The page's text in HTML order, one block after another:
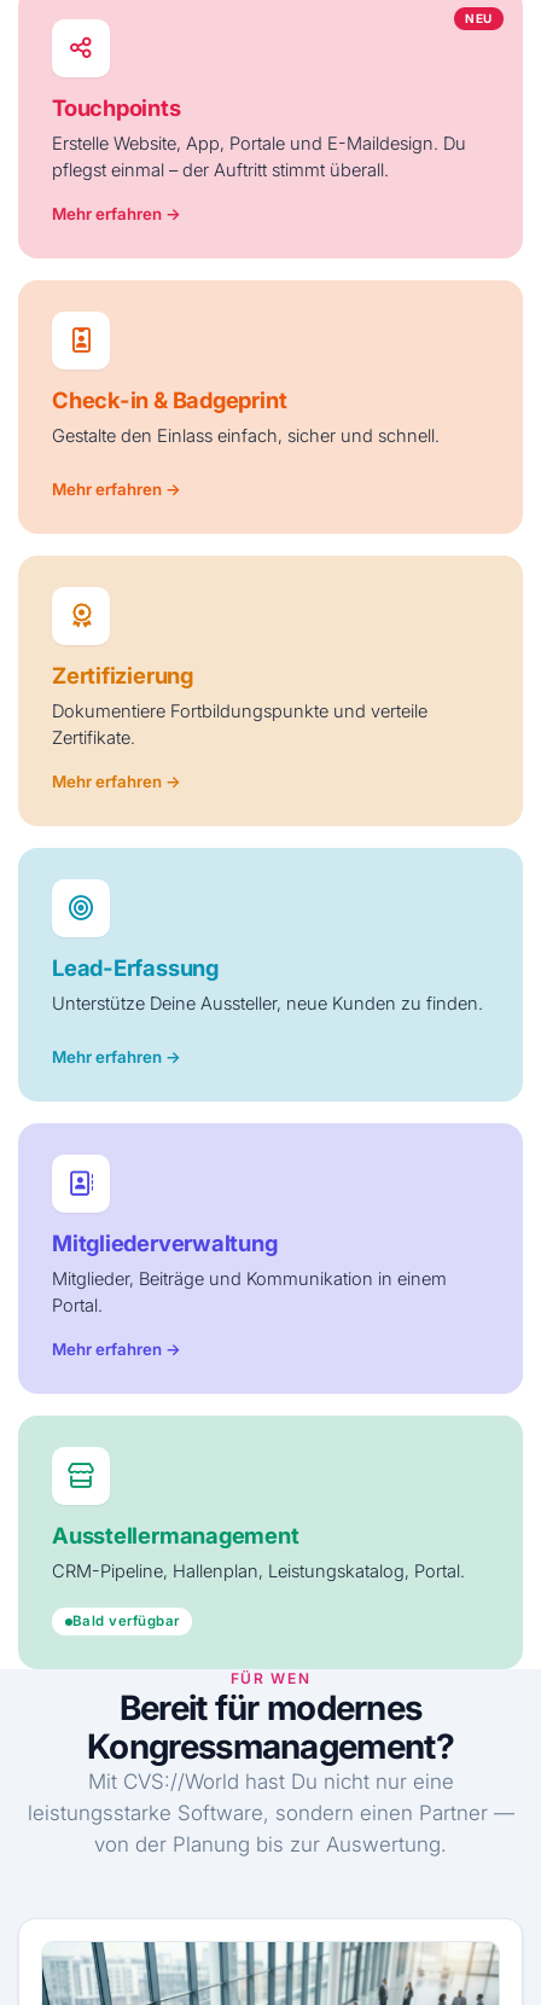
NEU
Touchpoints
Erstelle Website, App, Portale und E-Maildesign. Du
pflegst einmal – der Auftritt stimmt überall.
Mehr erfahren →
Check-in & Badgeprint
Gestalte den Einlass einfach, sicher und schnell.
Mehr erfahren →
Zertifizierung
Dokumentiere Fortbildungspunkte und verteile
Zertifikate.
Mehr erfahren →
Lead-Erfassung
Unterstütze Deine Aussteller, neue Kunden zu finden.
Mehr erfahren →
Mitgliederverwaltung
Mitglieder, Beiträge und Kommunikation in einem
Portal.
Mehr erfahren →
Ausstellermanagement
CRM-Pipeline, Hallenplan, Leistungskatalog, Portal.
Bald verfügbar
FÜR WEN
Bereit für modernes
Kongressmanagement?
Mit CVS://World hast Du nicht nur eine
leistungsstarke Software, sondern einen Partner —
von der Planung bis zur Auswertung.